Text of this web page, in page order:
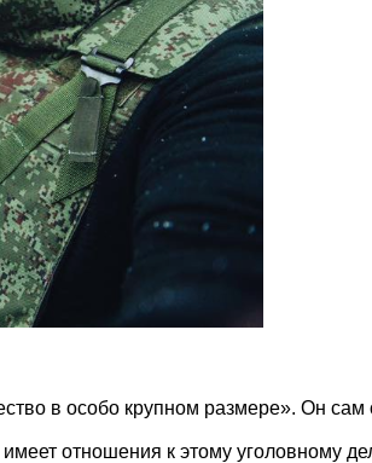
в особо крупном размере». Он сам
отношения к этому уголовному